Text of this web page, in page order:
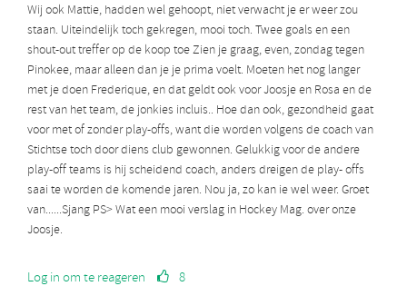
Wij ook Mattie, hadden wel gehoopt, niet verwacht je er weer zou
staan. Uiteindelijk toch gekregen, mooi toch. Twee goals en een
shout-out treffer op de koop toe Zien je graag, even, zondag tegen
Pinokee, maar alleen dan je je prima voelt. Moeten het nog langer
met je doen Frederique, en dat geldt ook voor Joosje en Rosa en de
rest van het team, de jonkies incluis.. Hoe dan ook, gezondheid gaat
voor met of zonder play-offs, want die worden volgens de coach van
Stichtse toch door diens club gewonnen. Gelukkig voor de andere
play-off teams is hij scheidend coach, anders dreigen de play- offs
saai te worden de komende jaren. Nou ja, zo kan ie wel weer. Groet
van......Sjang PS> Wat een mooi verslag in Hockey Mag. over onze
Joosje.
Log in om te reageren 8